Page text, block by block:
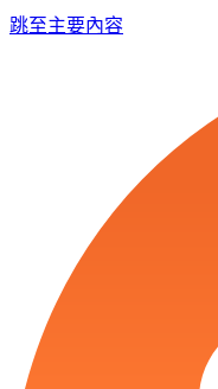
跳至主要內容